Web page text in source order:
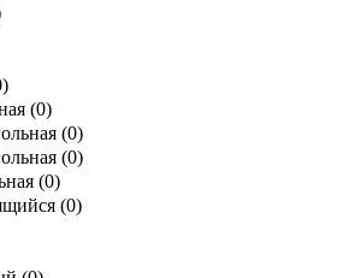
)
(0)
(0)
(0)
(0)
(0)